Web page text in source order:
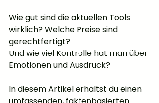
Wie gut sind die aktuellen Tools
wirklich? Welche Preise sind
gerechtfertigt?
Und wie viel Kontrolle hat man über
Emotionen und Ausdruck?
In diesem Artikel erhältst du einen
umfassenden, faktenbasierten